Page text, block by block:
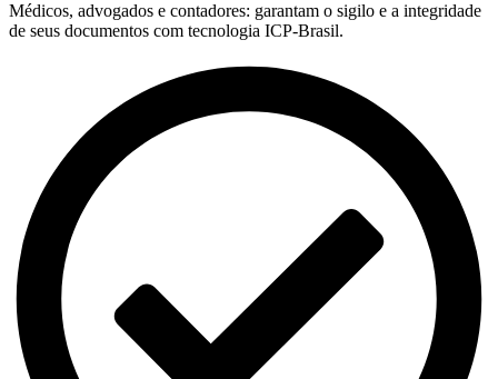
Médicos, advogados e contadores: garantam o sigilo e a integridade
de seus documentos com tecnologia ICP-Brasil.